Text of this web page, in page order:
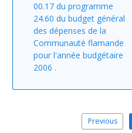
00.17 du programme
24.60 du budget général
des dépenses de la
Communauté flamande
pour l'année budgétaire
2006 .
Previous